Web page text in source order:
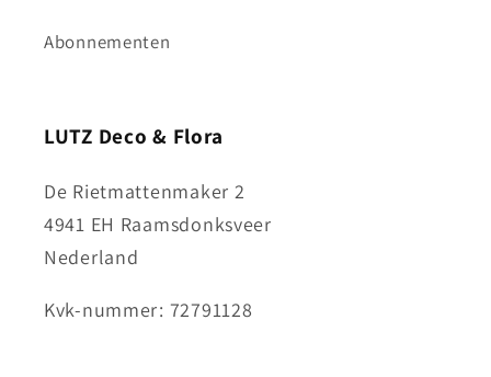
Abonnementen
LUTZ Deco & Flora
De Rietmattenmaker 2
4941 EH Raamsdonksveer
Nederland
Kvk-nummer: 72791128